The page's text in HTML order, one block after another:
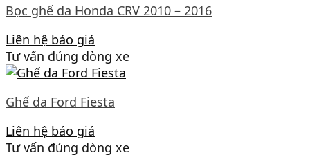
Bọc ghế da Honda CRV 2010 – 2016
Liên hệ báo giá
Tư vấn đúng dòng xe
Ghế da Ford Fiesta
Liên hệ báo giá
Tư vấn đúng dòng xe